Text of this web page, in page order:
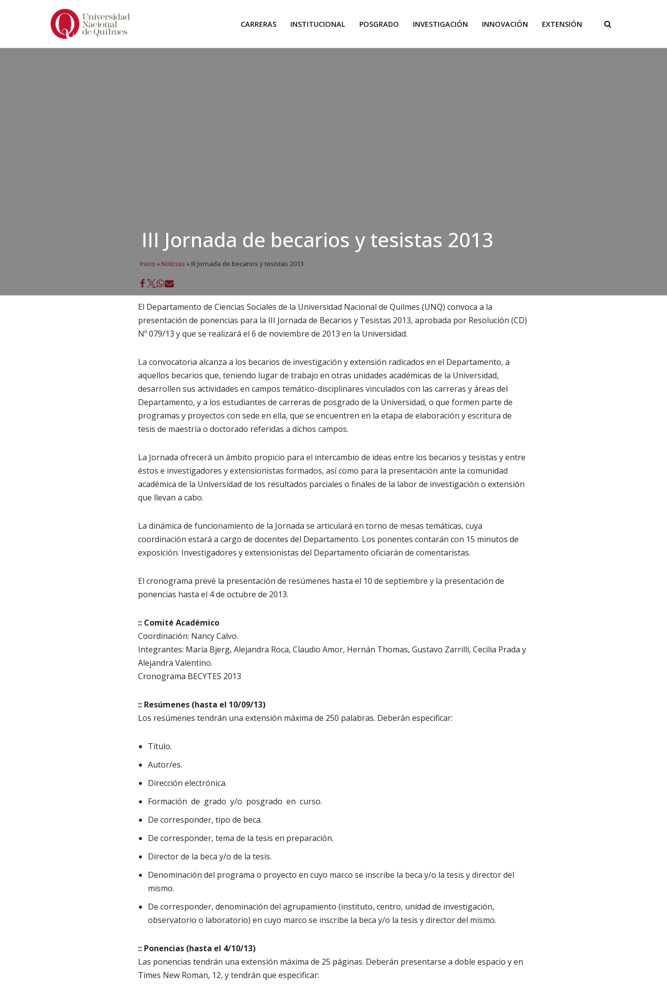
CARRERAS INSTITUCIONAL POSGRADO INVESTIGACIÓN INNOVACIÓN EXTENSIÓN
III Jornada de becarios y tesistas 2013
Inicio » Noticias » III Jornada de becarios y tesistas 2013
El Departamento de Ciencias Sociales de la Universidad Nacional de Quilmes (UNQ) convoca a la
presentación de ponencias para la III Jornada de Becarios y Tesistas 2013, aprobada por Resolución (CD)
Nº 079/13 y que se realizará el 6 de noviembre de 2013 en la Universidad.
La convocatoria alcanza a los becarios de investigación y extensión radicados en el Departamento, a
aquellos becarios que, teniendo lugar de trabajo en otras unidades académicas de la Universidad,
desarrollen sus actividades en campos temático-disciplinares vinculados con las carreras y áreas del
Departamento, y a los estudiantes de carreras de posgrado de la Universidad, o que formen parte de
programas y proyectos con sede en ella, que se encuentren en la etapa de elaboración y escritura de
tesis de maestría o doctorado referidas a dichos campos.
La Jornada ofrecerá un ámbito propicio para el intercambio de ideas entre los becarios y tesistas y entre
éstos e investigadores y extensionistas formados, así como para la presentación ante la comunidad
académica de la Universidad de los resultados parciales o finales de la labor de investigación o extensión
que llevan a cabo.
La dinámica de funcionamiento de la Jornada se articulará en torno de mesas temáticas, cuya
coordinación estará a cargo de docentes del Departamento. Los ponentes contarán con 15 minutos de
exposición. Investigadores y extensionistas del Departamento oficiarán de comentaristas.
El cronograma prevé la presentación de resúmenes hasta el 10 de septiembre y la presentación de
ponencias hasta el 4 de octubre de 2013.
:: Comité Académico
Coordinación: Nancy Calvo.
Integrantes: María Bjerg, Alejandra Roca, Claudio Amor, Hernán Thomas, Gustavo Zarrilli, Cecilia Prada y
Alejandra Valentino.
Cronograma BECYTES 2013
:: Resúmenes (hasta el 10/09/13)
Los resúmenes tendrán una extensión máxima de 250 palabras. Deberán especificar:
Título.
Autor/es.
Dirección electrónica.
Formación de grado y/o posgrado en curso.
De corresponder, tipo de beca.
De corresponder, tema de la tesis en preparación.
Director de la beca y/o de la tesis.
Denominación del programa o proyecto en cuyo marco se inscribe la beca y/o la tesis y director del
mismo.
De corresponder, denominación del agrupamiento (instituto, centro, unidad de investigación,
observatorio o laboratorio) en cuyo marco se inscribe la beca y/o la tesis y director del mismo.
:: Ponencias (hasta el 4/10/13)
Las ponencias tendrán una extensión máxima de 25 páginas. Deberán presentarse a doble espacio y en
Times New Roman, 12, y tendrán que especificar: